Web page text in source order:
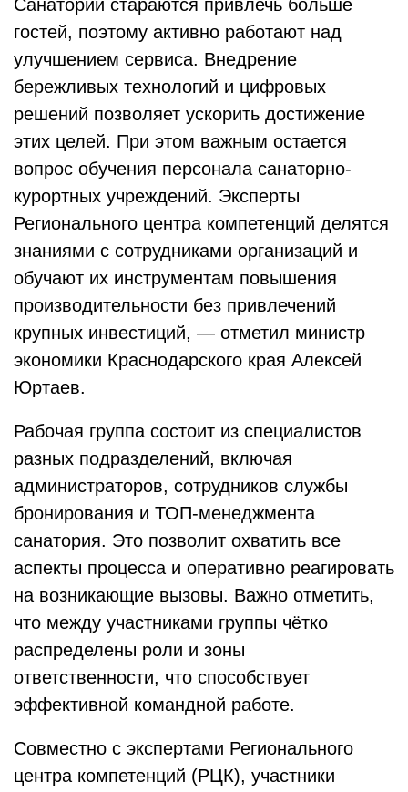
Санатории стараются привлечь больше
гостей, поэтому активно работают над
улучшением сервиса. Внедрение
бережливых технологий и цифровых
решений позволяет ускорить достижение
этих целей. При этом важным остается
вопрос обучения персонала санаторно-
курортных учреждений. Эксперты
Регионального центра компетенций делятся
знаниями с сотрудниками организаций и
обучают их инструментам повышения
производительности без привлечений
крупных инвестиций, — отметил министр
экономики Краснодарского края Алексей
Юртаев.
Рабочая группа состоит из специалистов
разных подразделений, включая
администраторов, сотрудников службы
бронирования и ТОП-менеджмента
санатория. Это позволит охватить все
аспекты процесса и оперативно реагировать
на возникающие вызовы. Важно отметить,
что между участниками группы чётко
распределены роли и зоны
ответственности, что способствует
эффективной командной работе.
Совместно с экспертами Регионального
центра компетенций (РЦК), участники